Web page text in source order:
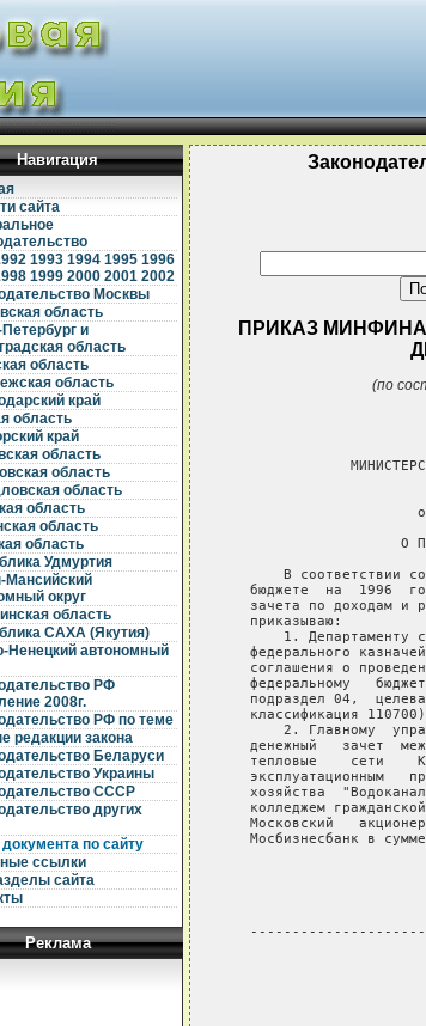
Навигация
сайта
1993 1994 1995 1996
1999 2000 2001 2002
Москвы
область
и
область
область
область
край
область
край
область
область
область
область
область
область
Удмуртия
Мансийский
округ
область
САХА (Якутия)
Ненецкий автономный
РФ
2008г.
РФ по теме
редакции закона
Беларуси
Украины
СССР
других
документа по сайту
ссылки
сайта
Реклама
ПРИКАЗ МИНФИНА
(по
О
В соответствии
бюджете  на  1996
зачета по доходам и
   приказываю:
1. Департаменту
федерального
соглашения о
федеральному
подраздел 04,
классификация
2. Главному
денежный   зачет
тепловые    сети
эксплуатационным
хозяйства
колледжем
Московский
Мосбизнесбанк в